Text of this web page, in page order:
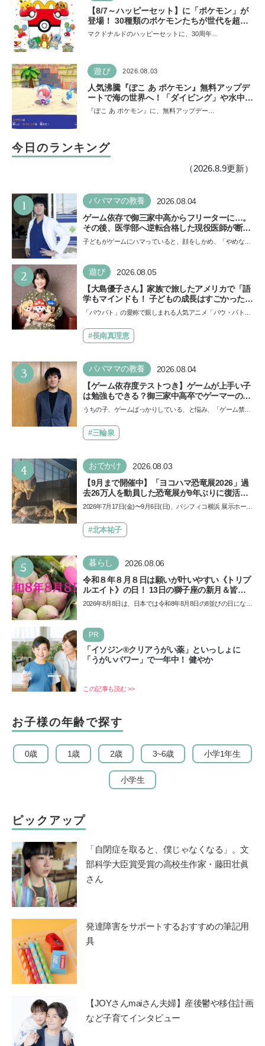
【8/7～ハッピーセット】に「ポケモン」が
登場！ 30種類のポケモンたちが世代を超え
て勢ぞろい
マクドナルドのハッピーセットに、30周年…
遊び 2026.08.03
人気沸騰『ぽこ あ ポケモン』無料アップデ
ートで海の世界へ！「ダイビング」や水中の
街づくりが楽しめる追加コンテンツも登場
『ぽこ あ ポケモン』に、無料アップデー…
今日のランキング
（2026.8.9更新）
1 パパママの教養 2026.08.04
ゲーム依存で御三家中高からフリーターに…。
その後、医学部へ逆転合格した現役医師が断言
「ゲームの経験が受験勉強に役立った」そう考
子どもがゲームにハマっていると、顔をしかめ、「やめなさ
い…
2 遊び 2026.08.05
【大島優子さん】家族で旅したアメリカで「語
学もマインドも！ 子どもの成長はすごかった」
声優をつとめた映画『パウ・パトロール ザ・ダ
できると子どもに知ってほしい
「パウパト」の愛称で親しまれる人気アニメ「パウ・パトロ
ザ…#長南真理恵
3 パパママの教養 2026.08.04
【ゲーム依存度テストつき】ゲームが上手い子
は勉強もできる？御三家中高卒でゲーマーの医
師・阿部智史さんが教えるゲームしながら受験
うちの子、ゲームばっかりしている、と悩み、「ゲーム禁
も…#三輪泉
4 おでかけ 2026.08.03
【9月まで開催中】「ヨコハマ恐竜展2026」過
去26万人を動員した恐竜展が9年ぶりに復活！
夏休みのおでかけで楽しむポイントを完全ガイ
2026年7月17日(金)〜9月6日(日)、パシフィコ横浜 展示ホール
催…#北本祐子
5 暮らし 2026.08.06
令和８年８月８日は願いが叶いやすい《トリプ
ルエイト》の日！ 13日の獅子座の新月＆皆既
日食の影響にも注目
2026年8月8日は、日本では令和8年8月8日の8並びの日になり
PR
「イソジン®クリアうがい薬」といっしょに
「うがいパワー」で一年中！ 健やか
この記事も読む >>
お子様の年齢で探す
0歳 1歳 2歳 3~6歳 小学1年生
小学生
ピックアップ
「自閉症を取ると、僕じゃなくなる」。文
部科学大臣賞受賞の高校生作家・藤田壮眞
さん
発達障害をサポートするおすすめの筆記用
具
【JOYさんmaiさん夫婦】産後鬱や移住計画
など子育てインタビュー